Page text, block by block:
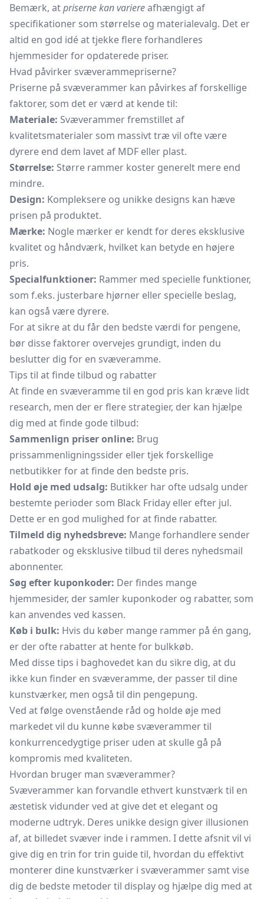
Bemærk, atpriserne kan variereafhængigt af
specifikationer som størrelse og materialevalg. Det er
altid en god idé at tjekke flere forhandleres
hjemmesider for opdaterede priser.
Hvad påvirker svæverammepriserne?
Priserne på svæverammer kan påvirkes af forskellige
faktorer, som det er værd at kende til:
Materiale: Svæverammer fremstillet af
kvalitetsmaterialer som massivt træ vil ofte være
dyrere end dem lavet af MDF eller plast.
Størrelse: Større rammer koster generelt mere end
mindre.
Design: Kompleksere og unikke designs kan hæve
prisen på produktet.
Mærke: Nogle mærker er kendt for deres eksklusive
kvalitet og håndværk, hvilket kan betyde en højere
pris.
Specialfunktioner: Rammer med specielle funktioner,
som f.eks. justerbare hjørner eller specielle beslag,
kan også være dyrere.
For at sikre at du får den bedste værdi for pengene,
bør disse faktorer overvejes grundigt, inden du
beslutter dig for en svæveramme.
Tips til at finde tilbud og rabatter
At finde en svæveramme til en god pris kan kræve lidt
research, men der er flere strategier, der kan hjælpe
dig med at finde gode tilbud:
Sammenlign priser online: Brug
prissammenligningssider eller tjek forskellige
netbutikker for at finde den bedste pris.
Hold øje med udsalg: Butikker har ofte udsalg under
bestemte perioder som Black Friday eller efter jul.
Dette er en god mulighed for at finde rabatter.
Tilmeld dig nyhedsbreve: Mange forhandlere sender
rabatkoder og eksklusive tilbud til deres nyhedsmail
abonnenter.
Søg efter kuponkoder: Der findes mange
hjemmesider, der samler kuponkoder og rabatter, som
kan anvendes ved kassen.
Køb i bulk: Hvis du køber mange rammer på én gang,
er der ofte rabatter at hente for bulkkøb.
Med disse tips i baghovedet kan du sikre dig, at du
ikke kun finder en svæveramme, der passer til dine
kunstværker, men også til din pengepung.
Ved at følge ovenstående råd og holde øje med
markedet vil du kunne købe svæverammer til
konkurrencedygtige priser uden at skulle gå på
kompromis med kvaliteten.
Hvordan bruger man svæverammer?
Svæverammer kan forvandle ethvert kunstværk til en
æstetisk vidunder ved at give det et elegant og
moderne udtryk. Deres unikke design giver illusionen
af, at billedet svæver inde i rammen. I dette afsnit vil vi
give dig en trin for trin guide til, hvordan du effektivt
monterer dine kunstværker i svæverammer samt vise
dig de bedste metoder til display og hjælpe dig med at